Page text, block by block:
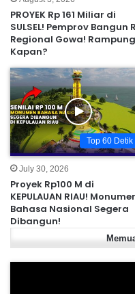
PROYEK Rp 161 Miliar di
SULSEL! Pemprov Bangun
Regional Gowa! Rampung
Kapan?
Top 60 Detik
July 30, 2026
Proyek Rp100 M di
KEPULAUAN RIAU!
Bahasa Nasional Segera
Dibangun!